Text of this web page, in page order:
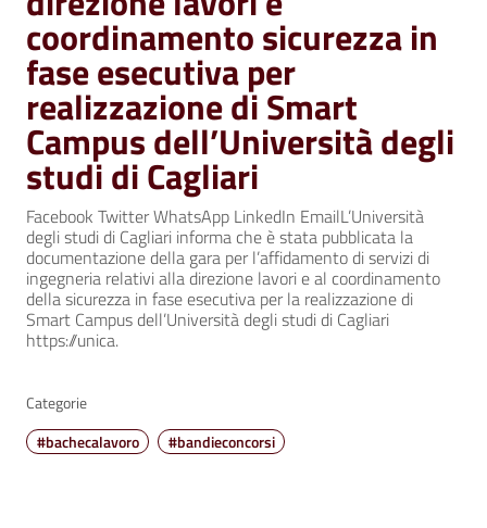
coordinamento sicurezza in
fase esecutiva per
realizzazione di Smart
Campus dell’Università degli
studi di Cagliari
Facebook Twitter WhatsApp LinkedIn EmailL’Università
degli studi di Cagliari informa che è stata pubblicata la
documentazione della gara per l’affidamento di servizi di
ingegneria relativi alla direzione lavori e al coordinamento
della sicurezza in fase esecutiva per la realizzazione di
Smart Campus dell’Università degli studi di Cagliari
https://unica.
Categorie
#bachecalavoro
#bandieconcorsi